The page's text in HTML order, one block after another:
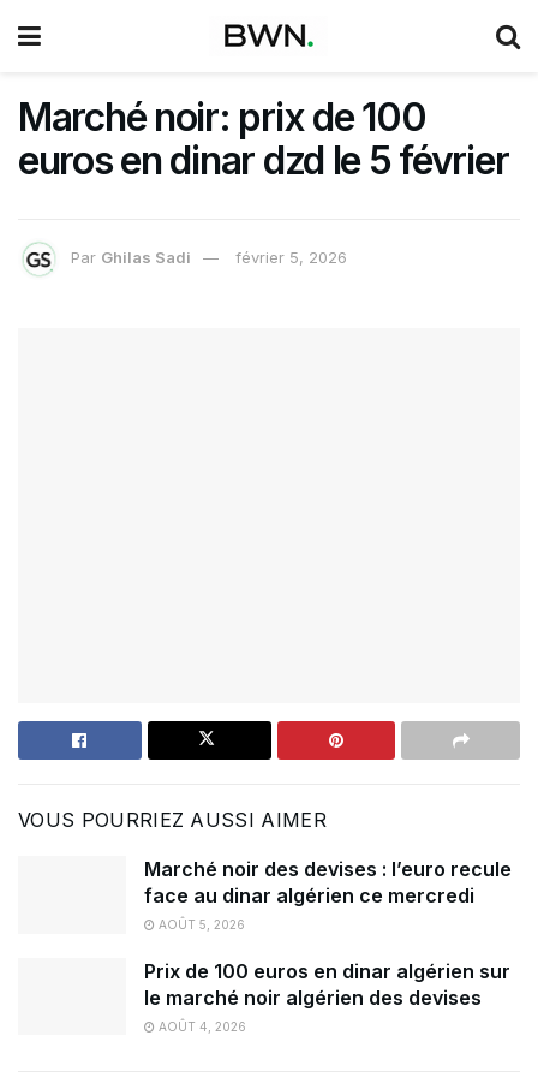
Marché noir: prix de 100
euros en dinar dzd le 5 février
Par Ghilas Sadi février 5, 2026
VOUS POURRIEZ AUSSI AIMER
Marché noir des devises : l’euro recule
face au dinar algérien ce mercredi
AOÛT 5, 2026
Prix de 100 euros en dinar algérien sur
le marché noir algérien des devises
AOÛT 4, 2026